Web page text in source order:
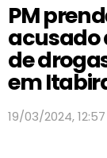
PM
acusado
de
em
19/03/2024, 12:57